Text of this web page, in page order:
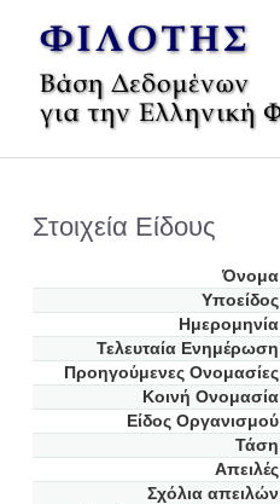
Στοιχεία Είδους
Όνομα
Υποείδος
Ημερομηνία
Τελευταία Ενημέρωση
Προηγούμενες Oνομασίες
Κοινή Ονομασία
Είδος Οργανισμού
Τάση
Απειλές
Σχόλια απειλών